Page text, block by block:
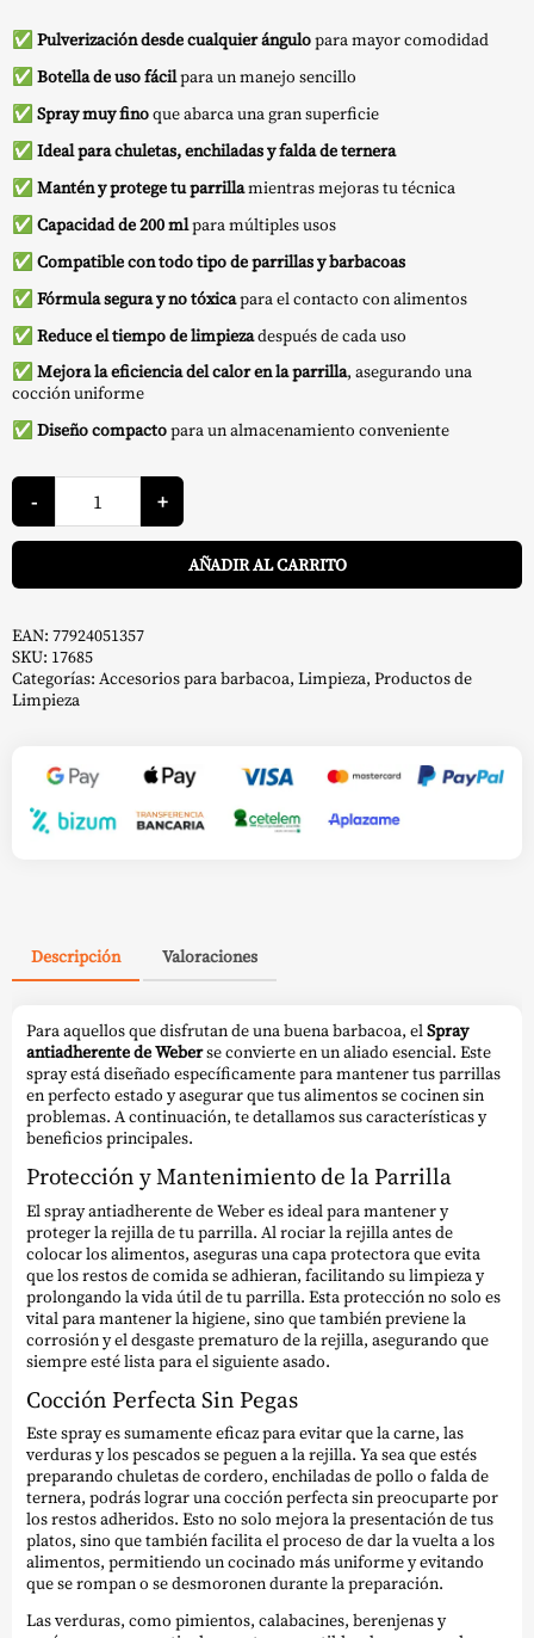
original
era:
9,49 €.
actual
es:
8,54 €.
✅ Pulverización desde cualquier ángulopara mayor comodidad
✅ Botella de uso fácilpara un manejo sencillo
✅ Spray muy finoque abarca una gran superficie
✅ Ideal para chuletas, enchiladas y falda de ternera
✅ Mantén y protege tu parrillamientras mejoras tu técnica
✅ Capacidad de 200 mlpara múltiples usos
✅ Compatible con todo tipo de parrillas y barbacoas
✅ Fórmula segura y no tóxicapara el contacto con alimentos
✅ Reduce el tiempo de limpiezadespués de cada uso
✅ Mejora la eficiencia del calor en la parrilla, asegurando una
cocción uniforme
✅ Diseño compactopara un almacenamiento conveniente
-
Spray
Antiadherente
-
Weber
cantidad
+
AÑADIR AL CARRITO
EAN: 77924051357
SKU: 17685
Categorías: Accesorios para barbacoa, Limpieza, Productos de
Limpieza
Descripción Valoraciones
Para aquellos que disfrutan de una buena barbacoa, elSpray
antiadherente de Weberse convierte en un aliado esencial. Este
spray está diseñado específicamente para mantener tus parrillas
en perfecto estado y asegurar que tus alimentos se cocinen sin
problemas. A continuación, te detallamos sus características y
beneficios principales.
Protección y Mantenimiento de la Parrilla
El spray antiadherente de Weber es ideal para mantener y
proteger la rejilla de tu parrilla. Al rociar la rejilla antes de
colocar los alimentos, aseguras una capa protectora que evita
que los restos de comida se adhieran, facilitando su limpieza y
prolongando la vida útil de tu parrilla. Esta protección no solo es
vital para mantener la higiene, sino que también previene la
corrosión y el desgaste prematuro de la rejilla, asegurando que
siempre esté lista para el siguiente asado.
Cocción Perfecta Sin Pegas
Este spray es sumamente eficaz para evitar que la carne, las
verduras y los pescados se peguen a la rejilla. Ya sea que estés
preparando chuletas de cordero, enchiladas de pollo o falda de
ternera, podrás lograr una cocción perfecta sin preocuparte por
los restos adheridos. Esto no solo mejora la presentación de tus
platos, sino que también facilita el proceso de dar la vuelta a los
alimentos, permitiendo un cocinado más uniforme y evitando
que se rompan o se desmoronen durante la preparación.
Las verduras, como pimientos, calabacines, berenjenas y